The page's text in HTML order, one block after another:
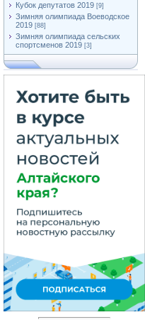
Кубок депутатов 2019 [9]
Зимняя олимпиада Воеводское
2019 [88]
Зимняя олимпиада сельских
спортсменов 2019 [3]